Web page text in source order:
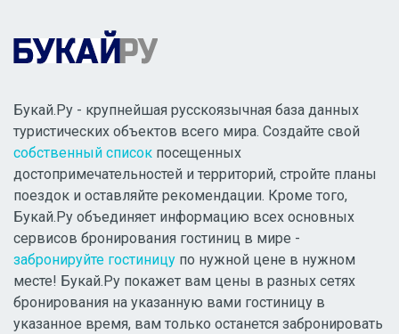
Букай.Ру - крупнейшая русскоязычная база данных
туристических объектов всего мира. Создайте свой
собственный список посещенных
достопримечательностей и территорий, стройте планы
поездок и оставляйте рекомендации. Кроме того,
Букай.Ру объединяет информацию всех основных
сервисов бронирования гостиниц в мире -
забронируйте гостиницу по нужной цене в нужном
месте! Букай.Ру покажет вам цены в разных сетях
бронирования на указанную вами гостиницу в
указанное время, вам только останется забронировать